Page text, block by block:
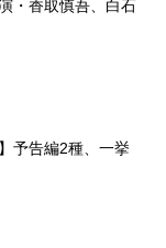
・香取慎吾、白石
予告編2種、一挙